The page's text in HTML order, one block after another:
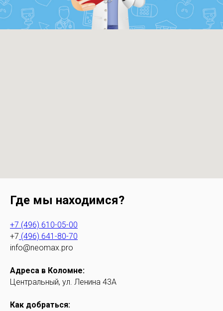
Где мы находимся?
+7 (496) 610-05-00
+7 (496) 641-80-70
info@neomax.pro
Адреса в Коломне:
Центральный, ул. Ленина 43А
Как добраться: